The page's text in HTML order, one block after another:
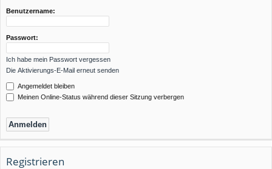
f
Benutzername:
Passwort:
Ich habe mein Passwort vergessen
Die Aktivierungs-E-Mail erneut senden
Angemeldet bleiben
Meinen Online-Status während dieser Sitzung verbergen
Registrieren